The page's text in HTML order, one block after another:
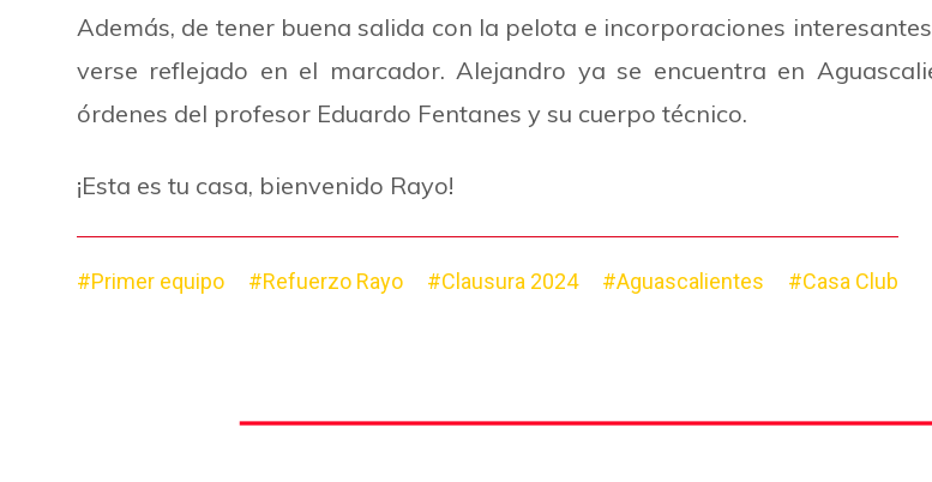
Además, de tener buena salida con la pelota e incorporaciones
verse reflejado en el marcador. Alejandro ya se encuentra en
órdenes del profesor Eduardo Fentanes y su cuerpo técnico.
¡Esta es tu casa, bienvenido Rayo!
#Primer equipo #Refuerzo Rayo #Clausura 2024 #Aguascalientes #Casa Club